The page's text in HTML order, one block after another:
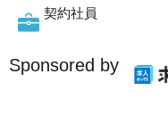
契約社員
Sponsored by